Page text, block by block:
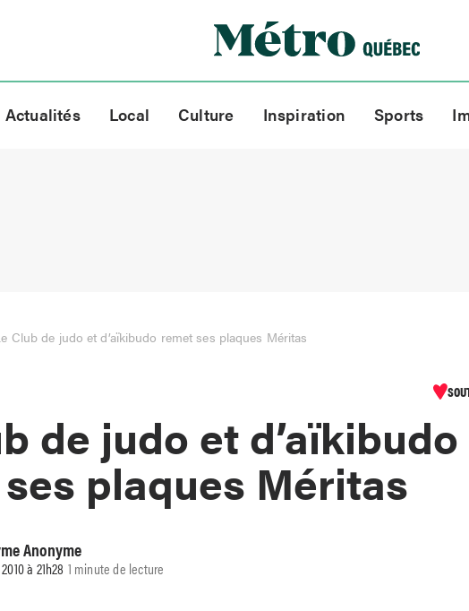
Actualités Local Culture Inspiration Sports
Club de judo et d’aïkibudo remet ses plaques Méritas
de judo et d’aïkibudo
plaques Méritas
Anonyme
à 21h28 1 minute de lecture